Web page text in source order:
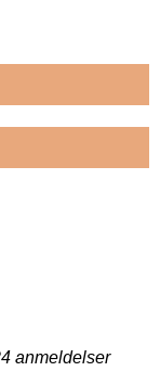
anmeldelser